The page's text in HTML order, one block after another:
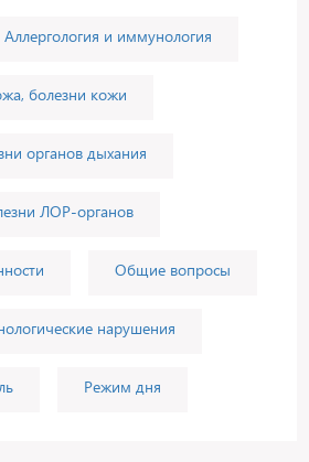
Аллергология и иммунология
болезни кожи
органов дыхания
ЛОР-органов
Общие вопросы
нарушения
Режим дня